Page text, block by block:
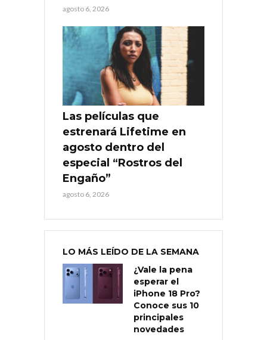
agosto 6, 2026
Las películas que
estrenará Lifetime en
agosto dentro del
especial “Rostros del
Engaño”
agosto 6, 2026
LO MÁS LEÍDO DE LA SEMANA
¿Vale la pena
esperar el
iPhone 18 Pro?
Conoce sus 10
principales
novedades